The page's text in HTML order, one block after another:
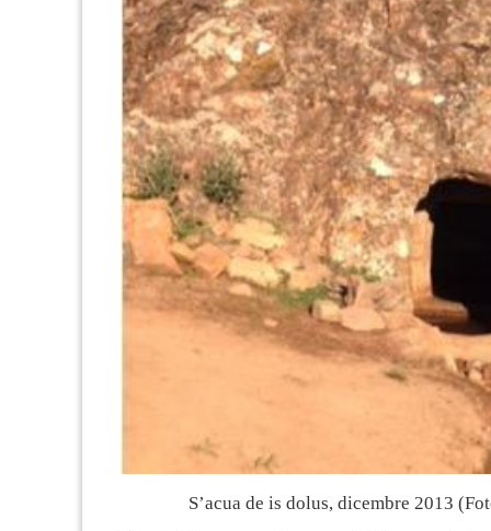
S’acua de is dolus, dicembre 2013